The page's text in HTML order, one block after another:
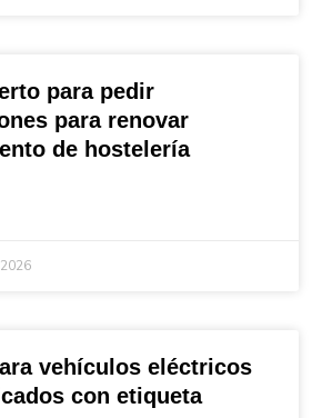
para pedir
para renovar
de hostelería
vehículos eléctricos
con etiqueta